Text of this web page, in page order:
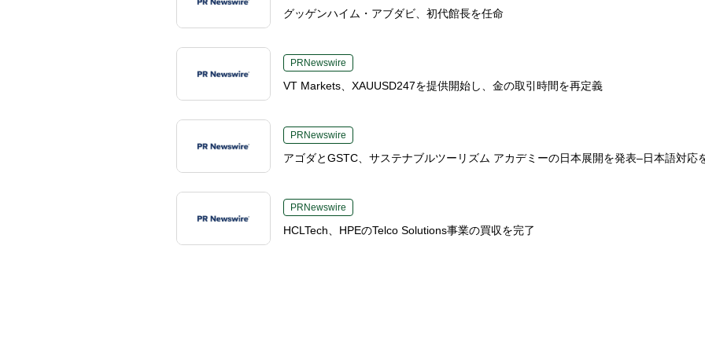
グッゲンハイム・アブダビ、初代館長を任命
PRNewswire
VT Markets、XAUUSD247を提供開始し、金の取引時間を再定義
PRNewswire
アゴダとGSTC、サステナブルツーリズム アカデミーの日本展開を発表–日本語対応
PRNewswire
HCLTech、HPEのTelco Solutions事業の買収を完了